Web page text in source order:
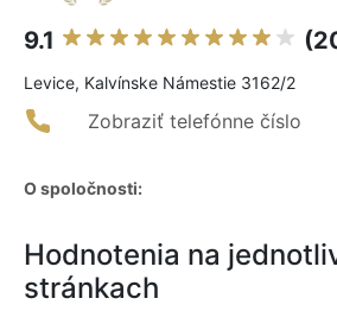
9.1
Levice, Kalvínske Námestie 3162/2
Zobraziť telefónne číslo
O spoločnosti:
Hodnotenia na
stránkach